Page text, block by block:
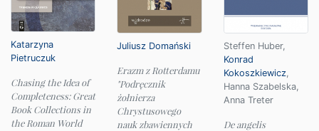
Katarzyna
Pietruczuk
Chasing the Idea of
Completeness: Great
Book Collections in
the Roman World
Juliusz Domański
Erazm z Rotterdamu
"Podręcznik
żołnierza
Chrystusowego
nauk zbawiennych
Steffen Huber,
Konrad
Kokoszkiewicz,
Hanna Szabelska,
Anna Treter
De angelis